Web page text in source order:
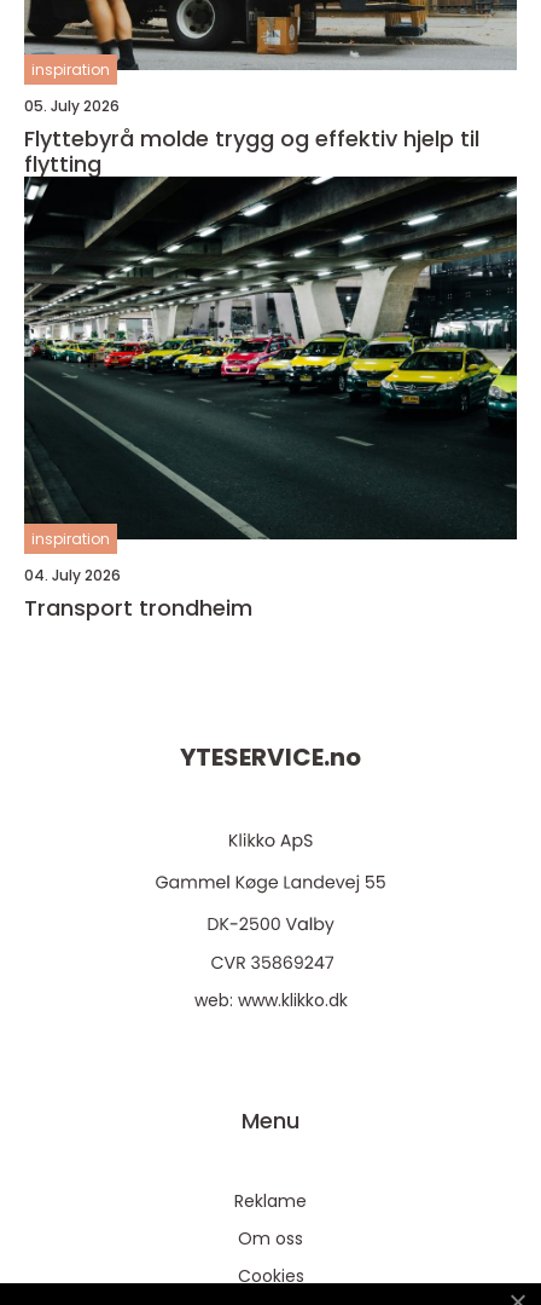
inspiration
05. July 2026
Flyttebyrå molde trygg og effektiv hjelp til
flytting
inspiration
04. July 2026
Transport trondheim
YTESERVICE.no
web: www.klikko.dk
Menu
Reklame
Om oss
Cookies